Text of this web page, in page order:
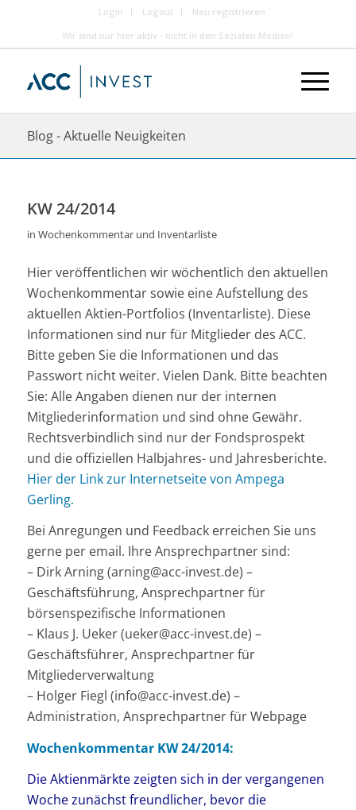
Login Logout
Neu registrieren
Wir sind nur hier aktiv - nicht in den Sozialen Medien!
Blog - Aktuelle Neuigkeiten
KW 24/2014
in Wochenkommentar und Inventarliste
Hier veröffentlichen wir wöchentlich den aktuellen
Wochenkommentar sowie eine Aufstellung des
aktuellen Aktien-Portfolios (Inventarliste). Diese
Informationen sind nur für Mitglieder des ACC.
Bitte geben Sie die Informationen und das
Passwort nicht weiter. Vielen Dank. Bitte beachten
Sie: Alle Angaben dienen nur der internen
Mitgliederinformation und sind ohne Gewähr.
Rechtsverbindlich sind nur der Fondsprospekt
und die offiziellen Halbjahres- und Jahresberichte.
Hier der Link zur Internetseite von Ampega
Gerling.
Bei Anregungen und Feedback erreichen Sie uns
gerne per email. Ihre Ansprechpartner sind:
– Dirk Arning (arning@acc-invest.de) –
Geschäftsführung, Ansprechpartner für
börsenspezifische Informationen
– Klaus J. Ueker (ueker@acc-invest.de) –
Geschäftsführer, Ansprechpartner für
Mitgliederverwaltung
– Holger Fiegl (info@acc-invest.de) –
Administration, Ansprechpartner für Webpage
Wochenkommentar KW 24/2014:
Die Aktienmärkte zeigten sich in der vergangenen
Woche zunächst freundlicher, bevor die